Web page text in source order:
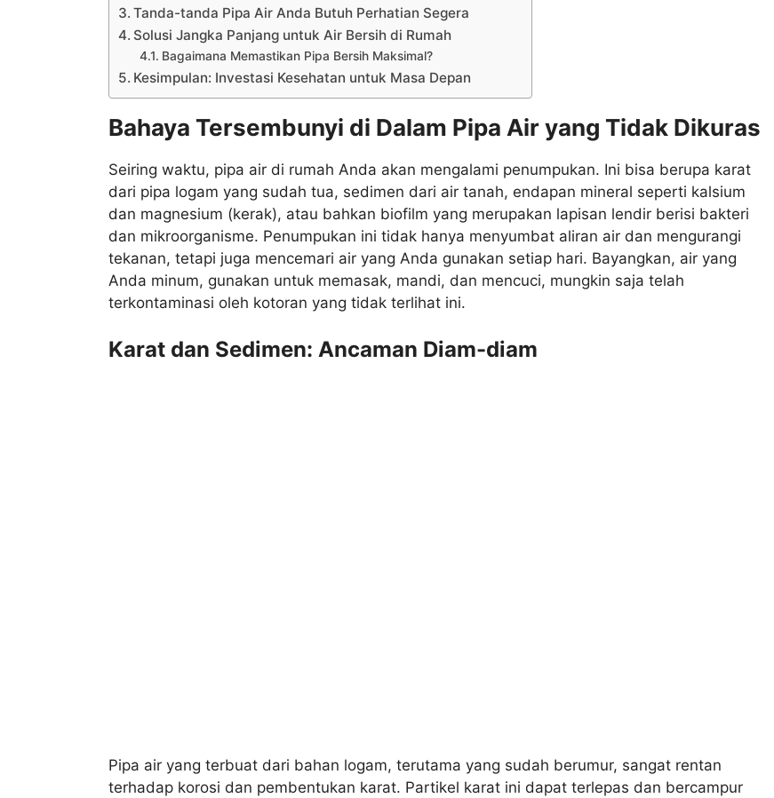
Tanda-tanda Pipa Air Anda Butuh Perhatian Segera
Solusi Jangka Panjang untuk Air Bersih di Rumah
Bagaimana Memastikan Pipa Bersih Maksimal?
Kesimpulan: Investasi Kesehatan untuk Masa Depan
Bahaya Tersembunyi di Dalam Pipa Air yang Tidak Dikuras
Seiring waktu, pipa air di rumah Anda akan mengalami penumpukan. Ini bisa berupa karat
dari pipa logam yang sudah tua, sedimen dari air tanah, endapan mineral seperti kalsium
dan magnesium (kerak), atau bahkan biofilm yang merupakan lapisan lendir berisi bakteri
dan mikroorganisme. Penumpukan ini tidak hanya menyumbat aliran air dan mengurangi
tekanan, tetapi juga mencemari air yang Anda gunakan setiap hari. Bayangkan, air yang
Anda minum, gunakan untuk memasak, mandi, dan mencuci, mungkin saja telah
terkontaminasi oleh kotoran yang tidak terlihat ini.
Karat dan Sedimen: Ancaman Diam-diam
Pipa air yang terbuat dari bahan logam, terutama yang sudah berumur, sangat rentan
terhadap korosi dan pembentukan karat. Partikel karat ini dapat terlepas dan bercampur